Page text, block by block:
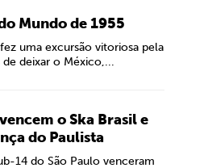
Mundo de 1955
uma excursão vitoriosa pela
deixar o México,...
o Ska Brasil e
do Paulista
14 do São Paulo venceram